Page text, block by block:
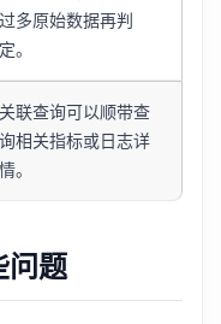
过多原始数据再判
定。
关联查询可以顺带查
询相关指标或日志详
情。
问题